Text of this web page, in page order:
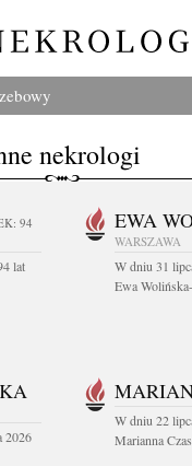
nekrologi
94
lat
EWA
WARSZAWA
W dniu 31
Ewa
2026
W dniu 22
Marianna